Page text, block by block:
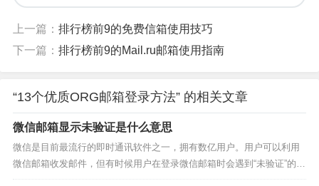
上一篇： 排行榜前9的免费信箱使用技巧
下一篇： 排行榜前9的Mail.ru邮箱使用指南
“13个优质ORG邮箱登录方法” 的相关文章
微信邮箱显示未验证是什么意思
微信是目前最流行的即时通讯软件之一，拥有数亿用户。用户可以利用
微信邮箱收发邮件，但有时候用户在登录微信邮箱时会遇到“未验证”的提
示。那么，微信邮箱显示未验证是什么意思？如何解决这个问题呢？下